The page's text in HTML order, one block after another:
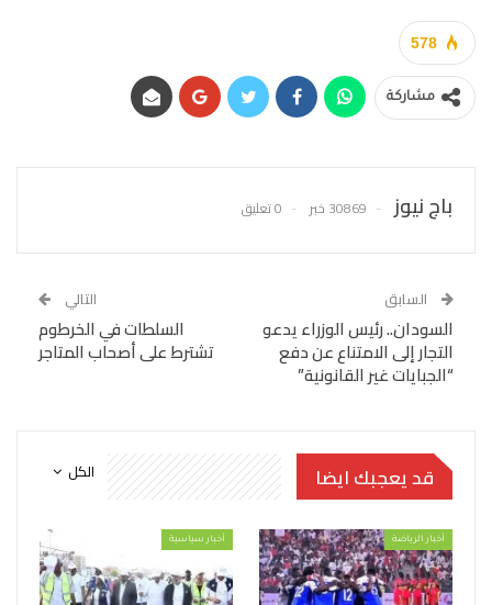
578
مشاركة
باج نيوز 30869 خبر 0 تعليق
السابق
السودان.. رئيس الوزراء يدعو
التجار إلى الامتناع عن دفع
“الجبايات غير القانونية”
التالي
السلطات في الخرطوم
تشترط على أصحاب المتاجر
الكل قد يعجبك ايضا
أخبار الرياضة أخبار سياسية